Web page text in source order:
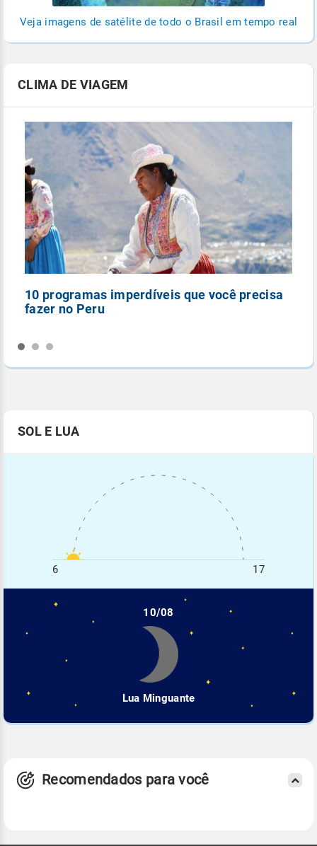
Veja imagens de satélite de todo o Brasil em tempo real
CLIMA DE VIAGEM
10 programas imperdíveis que você precisa
fazer no Peru
SOL E LUA
6 17
10/08
Lua Minguante
Recomendados para você